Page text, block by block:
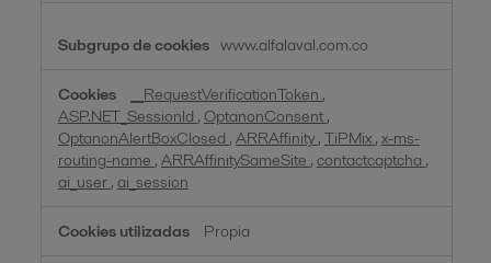
www.alfalaval.com.co
__RequestVerificationToken ,
ASP.NET_SessionId , OptanonConsent ,
OptanonAlertBoxClosed , ARRAffinity , TiPMix , x-ms-
routing-name , ARRAffinitySameSite , contactcaptcha ,
ai_user , ai_session
Propia